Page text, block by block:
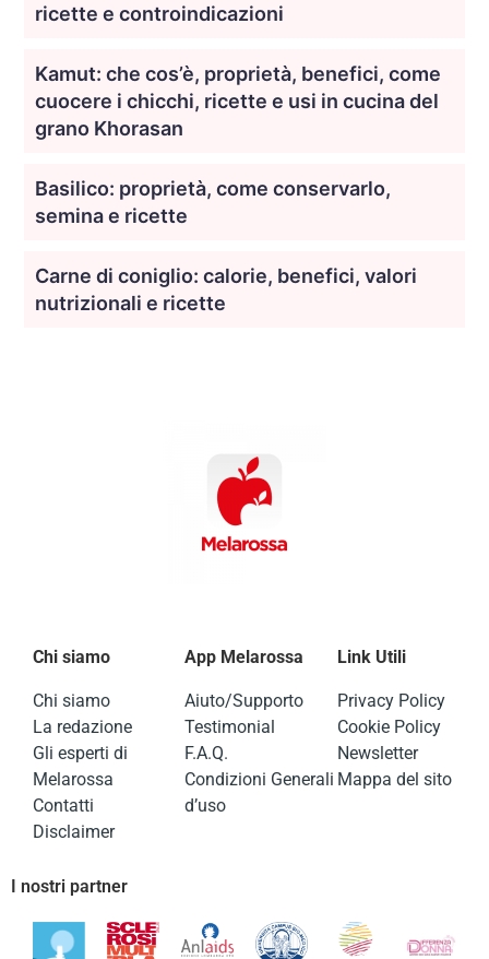
ricette e controindicazioni
Kamut: che cos’è, proprietà, benefici, come
cuocere i chicchi, ricette e usi in cucina del
grano Khorasan
Basilico: proprietà, come conservarlo,
semina e ricette
Carne di coniglio: calorie, benefici, valori
nutrizionali e ricette
Chi siamo
Chi siamo
La redazione
Gli esperti di
Melarossa
Contatti
Disclaimer
App Melarossa
Aiuto/Supporto
Testimonial
F.A.Q.
Condizioni Generali
d’uso
Link Utili
Privacy Policy
Cookie Policy
Newsletter
Mappa del sito
I nostri partner